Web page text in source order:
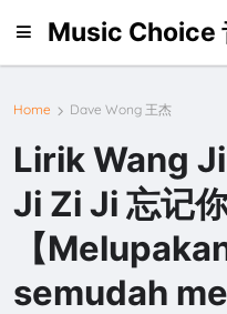
Music Choice
Home Dave Wong 王杰
Lirik Wang
Ji Zi Ji 忘记
【
semudah